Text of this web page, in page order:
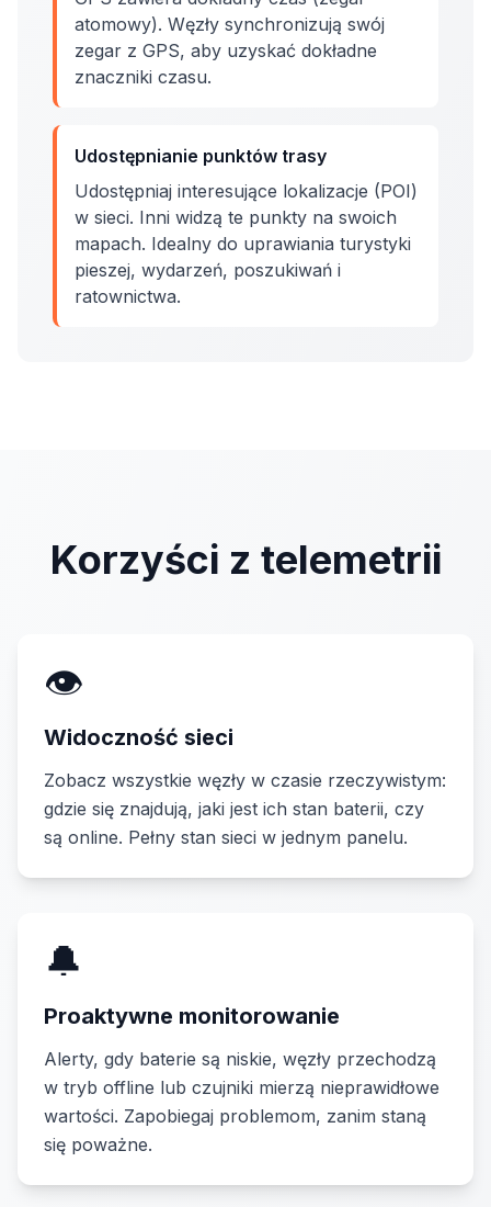
atomowy). Węzły synchronizują swój
zegar z GPS, aby uzyskać dokładne
znaczniki czasu.
Udostępnianie punktów trasy
Udostępniaj interesujące lokalizacje (POI)
w sieci. Inni widzą te punkty na swoich
mapach. Idealny do uprawiania turystyki
pieszej, wydarzeń, poszukiwań i
ratownictwa.
Korzyści z telemetrii
👁️
Widoczność sieci
Zobacz wszystkie węzły w czasie rzeczywistym:
gdzie się znajdują, jaki jest ich stan baterii, czy
są online. Pełny stan sieci w jednym panelu.
🔔
Proaktywne monitorowanie
Alerty, gdy baterie są niskie, węzły przechodzą
w tryb offline lub czujniki mierzą nieprawidłowe
wartości. Zapobiegaj problemom, zanim staną
się poważne.